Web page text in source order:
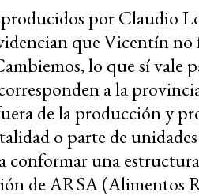
por Claudio
que Vicentín no
lo que sí vale
a la
de la producción y
o parte de
conformar una
de ARSA (Alimentos